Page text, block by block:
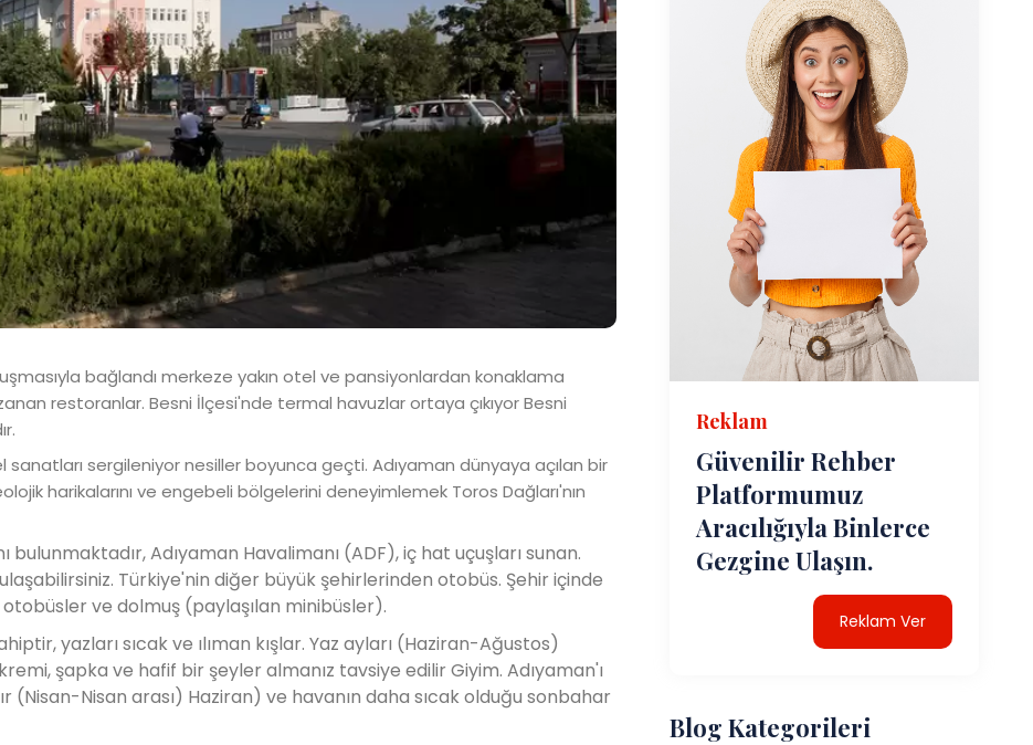
bağlandı merkeze yakın otel ve pansiyonlardan konaklama
restoranlar. Besni İlçesi'nde termal havuzlar ortaya çıkıyor Besni
sanatları sergileniyor nesiller boyunca geçti. Adıyaman dünyaya açılan bir
harikalarını ve engebeli bölgelerini deneyimlemek Toros Dağları'nın
bulunmaktadır, Adıyaman Havalimanı (ADF), iç hat uçuşları sunan.
Türkiye'nin diğer büyük şehirlerinden otobüs. Şehir içinde
ve dolmuş (paylaşılan minibüsler).
yazları sıcak ve ılıman kışlar. Yaz ayları (Haziran-Ağustos)
şapka ve hafif bir şeyler almanız tavsiye edilir Giyim. Adıyaman'ı
(Nisan-Nisan arası) Haziran) ve havanın daha sıcak olduğu sonbahar
Reklam
Güvenilir Rehber
Platformumuz
Aracılığıyla Binlerce
Gezgine Ulaşın.
Reklam Ver
Blog Kategorileri